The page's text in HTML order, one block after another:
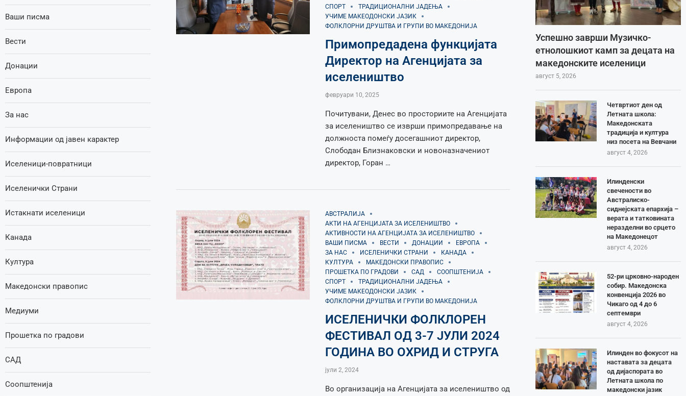
СПОРТ
ТРАДИЦИОНАЛНИ ЈАДЕЊА
УЧИМЕ МАКЕОДОНСКИ ЈАЗИК
ФОЛКЛОРНИ ДРУШТВА И ГРУПИ ВО МАКЕДОНИЈА
Примопредадена функцијата
Директор на Агенцијата за
иселеништво
февруари 10, 2025
Почитувани, Денес во просториите на Агенцијата
за иселеништво се изврши примопредавање на
должноста помеѓу досегашниот директор,
Слободан Близнаковски и новоназначениот
директор, Горан …
АВСТРАЛИЈА
АКТИ НА АГЕНЦИЈАТА ЗА ИСЕЛЕНИШТВО
АКТИВНОСТИ НА АГЕНЦИЈАТА ЗА ИСЕЛЕНИШТВО
ВАШИ ПИСМА
ВЕСТИ ДОНАЦИИ
ЕВРОПА
ЗА НАС
ИСЕЛЕНИЧКИ СТРАНИ
КАНАДА
КУЛТУРА
МАКЕДОНСКИ ПРАВОПИС
ПРОШЕТКА ПО ГРАДОВИ
САД
СООПШТЕНИЈА
СПОРТ
ТРАДИЦИОНАЛНИ ЈАДЕЊА
УЧИМЕ МАКЕОДОНСКИ ЈАЗИК
ФОЛКЛОРНИ ДРУШТВА И ГРУПИ ВО МАКЕДОНИЈА
ИСЕЛЕНИЧКИ ФОЛКЛОРЕН
ФЕСТИВАЛ ОД 3-7 ЈУЛИ 2024
ГОДИНА ВО ОХРИД И СТРУГА
јули 2, 2024
Во организација на Агенцијата за иселеништво од
Успешно заврши Музичко-
етнолошкиот камп за децата на
македонските иселеници
август 5, 2026
Четвртиот ден од
Летната школа:
Македонската
традиција и култура
низ посета на Вевчани
август 4, 2026
Илинденски
свечености во
Австралиско-
сиднејската епархија –
верата и татковината
неразделни во срцето
на Македонецот
август 4, 2026
52-ри црковно-народен
собир. Македонска
конвенција 2026 во
Чикаго од 4 до 6
септември
август 4, 2026
Илинден во фокусот на
наставата за децата
од дијаспората во
Летната школа по
македонски јазик
Ваши писма
Вести
Донации
Европа
За нас
Информации од јавен карактер
Иселеници-повратници
Иселенички Страни
Истакнати иселеници
Канада
Култура
Македонски правопис
Медиуми
Прошетка по градови
САД
Соопштенија